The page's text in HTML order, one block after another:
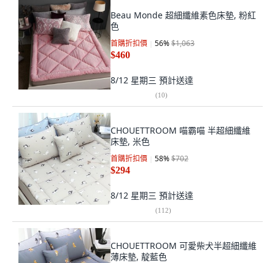
Beau Monde 超細纖維素色床墊, 粉紅
色
首購折扣價 56%$1,063
$460
8/12 星期三 預計送達
(10)
CHOUETTROOM 喵霸喵 半超細纖維
床墊, 米色
首購折扣價 58%$702
$294
8/12 星期三 預計送達
(112)
CHOUETTROOM 可愛柴犬半超細纖維
薄床墊, 靛藍色